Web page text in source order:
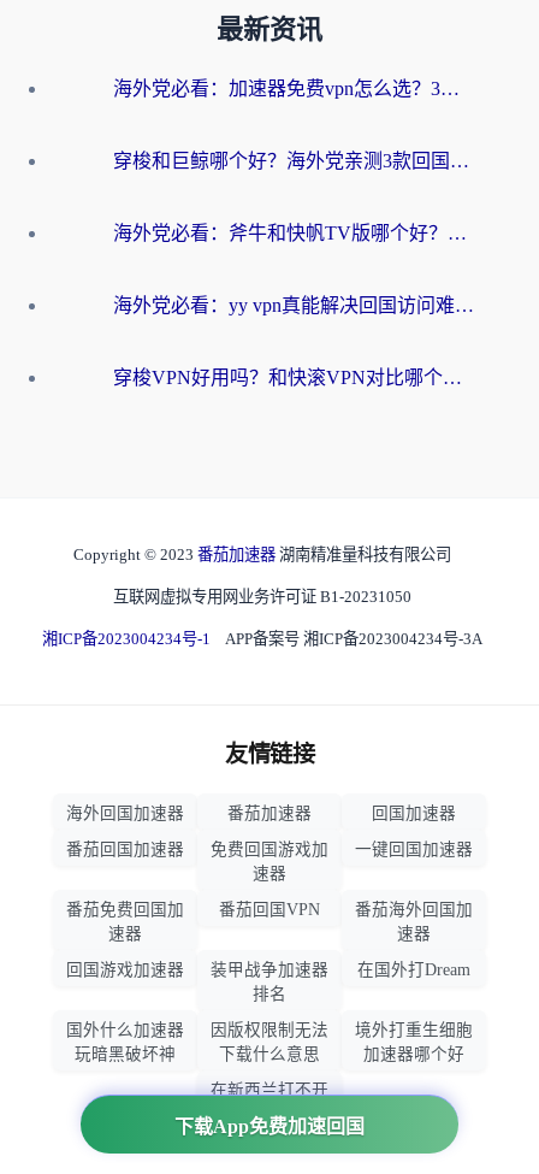
最新资讯
海外党必看：加速器免费vpn怎么选？3步教你无缝访问国内资源
穿梭和巨鲸哪个好？海外党亲测3款回国加速器，教你避开90%的坑
海外党必看：斧牛和快帆TV版哪个好？3分钟选对回国加速器，无缝刷B站、追热剧
海外党必看：yy vpn真能解决回国访问难题？附云极initap测评+免费方案对比
穿梭VPN好用吗？和快滚VPN对比哪个回国效果更好？海外党选回国加速器必看指南
下载App免费加速回国
Copyright © 2023 番茄加速器 湖南精准量科技有限公司
互联网虚拟专用网业务许可证 B1-20231050
湘ICP备2023004234号-1 APP备案号 湘ICP备2023004234号-3A
友情链接
海外回国加速器 番茄加速器
回国加速器
番茄回国加速器
免费回国游戏加
速器
一键回国加速器
番茄免费回国加
速器
番茄回国VPN
番茄海外回国加
速器
回国游戏加速器
装甲战争加速器
排名
在国外打Dream
国外什么加速器
玩暗黑破坏神
因版权限制无法
下载什么意思
境外打重生细胞
加速器哪个好
在新西兰打不开
大智慧怎么办